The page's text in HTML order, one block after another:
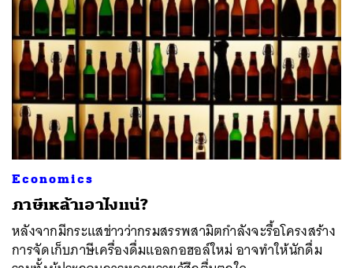
Economics
ภาษีเหล้าเอาไงแน่?
หลังจากมีกระแสข่าวว่ากรมสรรพสามิตกำลังจะรื้อโครงสร้าง
การจัดเก็บภาษีเครื่องดื่มแอลกอฮอล์ใหม่ อาจทำให้นักดื่ม